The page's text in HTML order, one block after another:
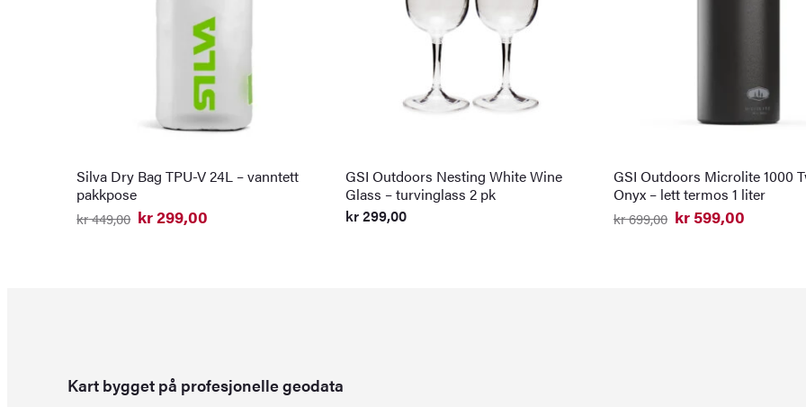
Silva Dry Bag TPU-V 24L – vanntett
pakkpose
kr449,00
Opprinnelig
kr299,00
Nåværende
GSI Outdoors Nesting White Wine
Glass – turvinglass 2 pk
kr299,00
GSI Outdoors Microlite 1000
Onyx – lett termos 1 liter
kr699,00
Opprinnelig
kr 599,00
Nåværende
Kart bygget på profesjonelle geodata